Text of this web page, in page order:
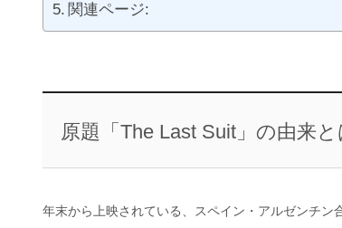
関連ページ:
原題「The Last Suit」の由来と
年末から上映されている、スペイン・アルゼンチ